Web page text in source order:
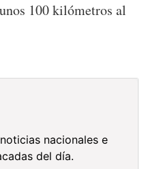
100 kilómetros al
nacionales e
del día.